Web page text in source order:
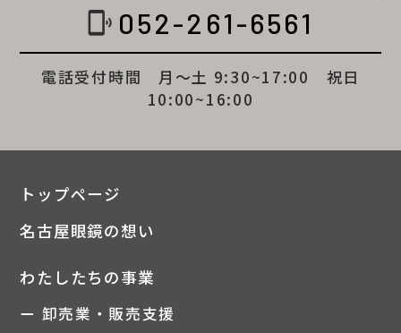
phonelink_ring 052-261-6561
電話受付時間 月～土 9:30~17:00 祝日
10:00~16:00
トップページ
名古屋眼鏡の想い
わたしたちの事業
ー 卸売業・販売支援